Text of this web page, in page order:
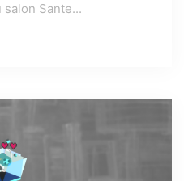
salon Sante...